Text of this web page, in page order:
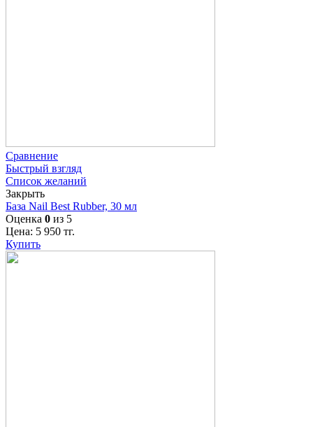
Сравнение
Быстрый взгляд
Список желаний
Закрыть
База Nail Best Rubber, 30 мл
Оценка 0 из 5
Цена: 5 950 тг.
Купить